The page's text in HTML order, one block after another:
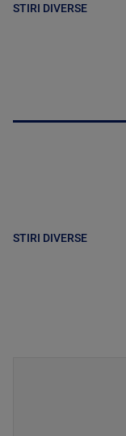
STIRI DIVERSE
STIRI DIVERSE